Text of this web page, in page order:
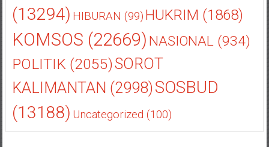
(13294) HIBURAN (99) HUKRIM (1868)
KOMSOS (22669) NASIONAL(934)
POLITIK(2055)SOROT
KALIMANTAN (2998)SOSBUD
(13188) Uncategorized (100)